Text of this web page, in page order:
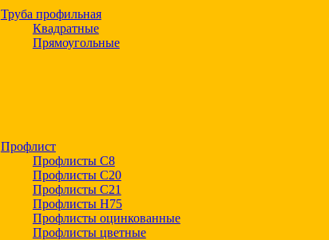
Труба профильная
Квадратные
Прямоугольные
Профлист
Профлисты С8
Профлисты С20
Профлисты C21
Профлисты Н75
Профлисты оцинкованные
Профлисты цветные